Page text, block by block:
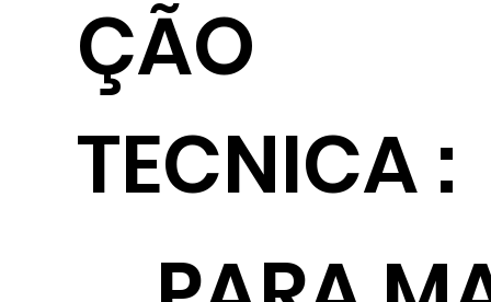
ÇÃO
TECNICA :